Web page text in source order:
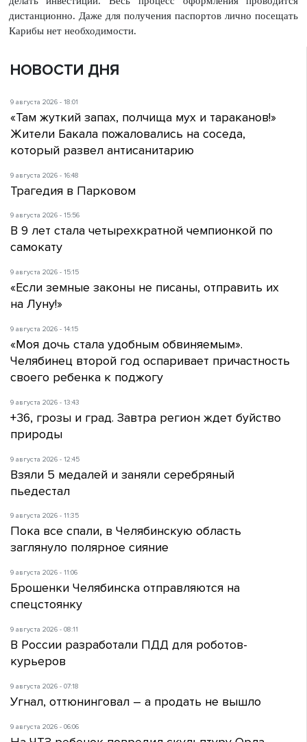
дистанционно. Даже для получения паспортов лично посещать
Карибы нет необходимости.
НОВОСТИ ДНЯ
9 августа 2026 - 18:01
«Там жуткий запах, полчища мух и тараканов!»
Жители Бакала пожаловались на соседа,
который развел антисанитарию
9 августа 2026 - 16:48
Трагедия в Парковом
9 августа 2026 - 15:56
В 9 лет стала четырехкратной чемпионкой по
самокату
9 августа 2026 - 15:15
«Если земные законы не писаны, отправить их
на Луну!»
9 августа 2026 - 14:15
«Моя дочь стала удобным обвиняемым».
Челябинец второй год оспаривает причастность
своего ребенка к поджогу
9 августа 2026 - 13:43
+36, грозы и град. Завтра регион ждет буйство
природы
9 августа 2026 - 12:45
Взяли 5 медалей и заняли серебряный
пьедестал
9 августа 2026 - 11:35
Пока все спали, в Челябинскую область
заглянуло полярное сияние
9 августа 2026 - 11:06
Брошенки Челябинска отправляются на
спецстоянку
9 августа 2026 - 08:11
В России разработали ПДД для роботов-
курьеров
9 августа 2026 - 07:18
Угнал, оттюнинговал – а продать не вышло
9 августа 2026 - 06:06